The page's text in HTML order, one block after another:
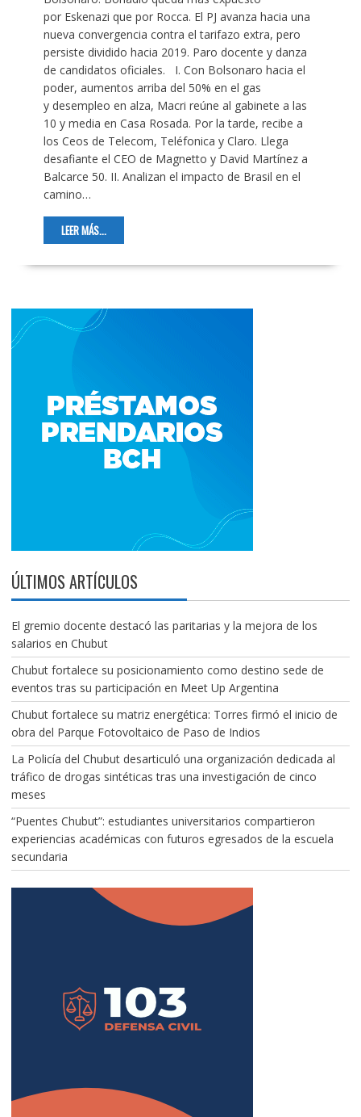
por Eskenazi que por Rocca. El PJ avanza hacia una
nueva convergencia contra el tarifazo extra, pero
persiste dividido hacia 2019. Paro docente y danza
de candidatos oficiales. I. Con Bolsonaro hacia el
poder, aumentos arriba del 50% en el gas
y desempleo en alza, Macri reúne al gabinete a las
10 y media en Casa Rosada. Por la tarde, recibe a
los Ceos de Telecom, Teléfonica y Claro. Llega
desafiante el CEO de Magnetto y David Martínez a
Balcarce 50. II. Analizan el impacto de Brasil en el
camino…
LEER MÁS...
ÚLTIMOS ARTÍCULOS
El gremio docente destacó las paritarias y la mejora de los
salarios en Chubut
Chubut fortalece su posicionamiento como destino sede de
eventos tras su participación en Meet Up Argentina
Chubut fortalece su matriz energética: Torres firmó el inicio de
obra del Parque Fotovoltaico de Paso de Indios
La Policía del Chubut desarticuló una organización dedicada al
tráfico de drogas sintéticas tras una investigación de cinco
meses
“Puentes Chubut”: estudiantes universitarios compartieron
experiencias académicas con futuros egresados de la escuela
secundaria